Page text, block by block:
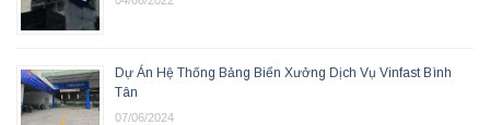
Dự Án Hệ Thống Bảng Biển Xưởng Dịch Vụ Vinfast Bình
Tân
07/06/2024